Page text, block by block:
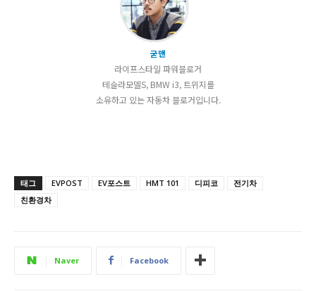
굳맨
라이프스타일 파워블로거
테슬라모델S, BMW i3, 트위지를
소유하고 있는 자동차 블로거입니다.
태그 EVPOST EV포스트 HMT 101 디피코
전기차
친환경차
Naver Facebook